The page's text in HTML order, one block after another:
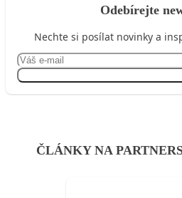
Odebírejte
Nechte si posílat novinky a
ČLÁNKY NA